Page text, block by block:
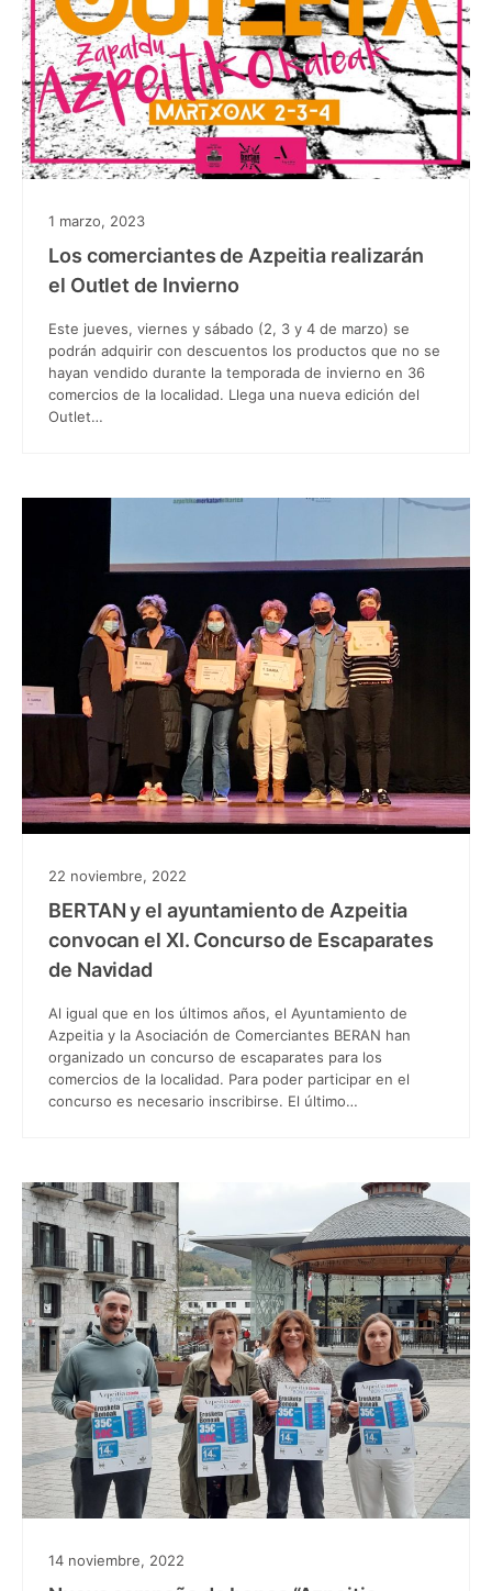
1 marzo, 2023
Los comerciantes de Azpeitia realizarán
el Outlet de Invierno
Este jueves, viernes y sábado (2, 3 y 4 de marzo) se
podrán adquirir con descuentos los productos que no se
hayan vendido durante la temporada de invierno en 36
comercios de la localidad. Llega una nueva edición del
Outlet…
22 noviembre, 2022
BERTAN y el ayuntamiento de Azpeitia
convocan el XI. Concurso de Escaparates
de Navidad
Al igual que en los últimos años, el Ayuntamiento de
Azpeitia y la Asociación de Comerciantes BERAN han
organizado un concurso de escaparates para los
comercios de la localidad. Para poder participar en el
concurso es necesario inscribirse. El último…
14 noviembre, 2022